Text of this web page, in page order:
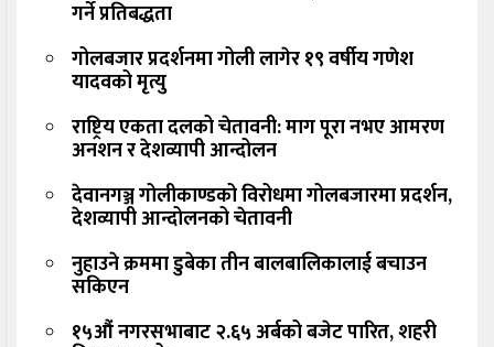
गर्ने प्रतिबद्धता
गोलबजार प्रदर्शनमा गोली लागेर १९ वर्षीय गणेश
यादवको मृत्यु
राष्ट्रिय एकता दलको चेतावनी: माग पूरा नभए आमरण
अनशन र देशव्यापी आन्दोलन
देवानगञ्ज गोलीकाण्डको विरोधमा गोलबजारमा प्रदर्शन,
देशव्यापी आन्दोलनको चेतावनी
नुहाउने क्रममा डुबेका तीन बालबालिकालाई बचाउन
सकिएन
१५औं नगरसभाबाट २.६५ अर्बको बजेट पारित, शहरी